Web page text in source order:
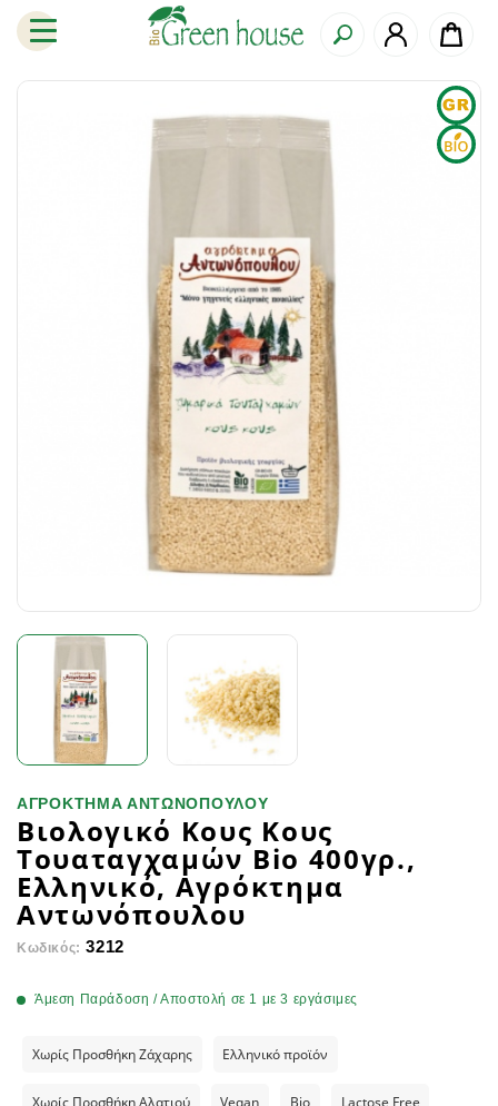
ΑΓΡΟΚΤΗΜΑ ΑΝΤΩΝΟΠΟΥΛΟΥ
Βιολογικό Κους Κους
Τουαταγχαμών Bio 400γρ.,
Ελληνικό, Αγρόκτημα
Αντωνόπουλου
Κωδικός: 3212
Άμεση Παράδοση / Αποστολή σε 1 με 3 εργάσιμες
Χωρίς Προσθήκη Ζάχαρης Ελληνικό προϊόν
Χωρίς Προσθήκη Αλατιού Vegan Bio Lactose Free